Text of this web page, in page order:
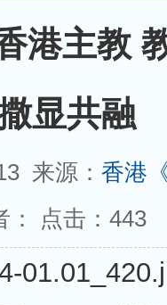
港主教
显共融
来源： 香港
： 点击： 443